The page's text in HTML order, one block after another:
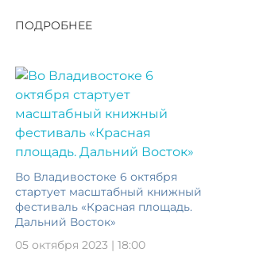
ПОДРОБНЕЕ
Во Владивостоке 6 октября
стартует масштабный книжный
фестиваль «Красная площадь.
Дальний Восток»
05 октября 2023 | 18:00